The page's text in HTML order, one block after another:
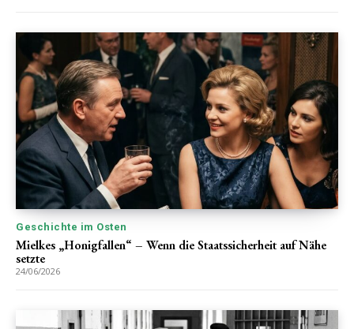
Geschichte im Osten
Mielkes „Honigfallen“ – Wenn die Staatssicherheit auf Nähe
setzte
24/06/2026